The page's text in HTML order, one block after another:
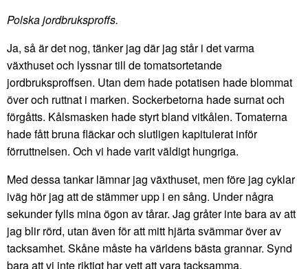
Polska jordbruksproffs.
Ja, så är det nog, tänker jag där jag står i det varma
växthuset och lyssnar till de tomatsortetande
jordbruksproffsen. Utan dem hade potatisen hade blommat
över och ruttnat i marken. Sockerbetorna hade surnat och
förgåtts. Kålsmasken hade styrt bland vitkålen. Tomaterna
hade fått bruna fläckar och slutligen kapitulerat inför
förruttnelsen. Och vi hade varit väldigt hungriga.
Med dessa tankar lämnar jag växthuset, men före jag cyklar
iväg hör jag att de stämmer upp i en sång. Under några
sekunder fylls mina ögon av tårar. Jag gråter inte bara av att
jag blir rörd, utan även för att mitt hjärta svämmar över av
tacksamhet. Skåne måste ha världens bästa grannar. Synd
bara att vi inte riktigt har vett att vara tacksamma.